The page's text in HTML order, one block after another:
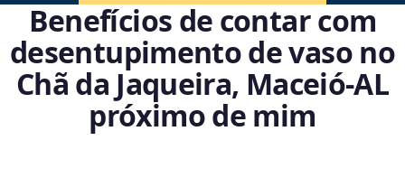
Benefícios de contar com
desentupimento de vaso no
Chã da Jaqueira, Maceió‑AL
próximo de mim